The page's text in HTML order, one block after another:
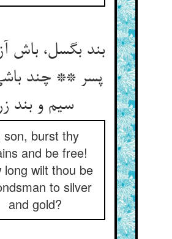
بند بگسل، باش
پسر ** چند
سیم و بند زر
son, burst thy
and be free!
long wilt thou be
to silver
and gold?